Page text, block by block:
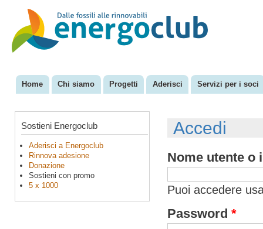
EnergoClub
per la
riconversione
del sistema
Menu principale
Home Chi siamo Progetti Aderisci Servizi per i soci
Sostieni Energoclub
Aderisci a Energoclub
Rinnova adesione
Donazione
Sostieni con promo
5 x 1000
Accedi
Nome utente
Puoi accedere
Password *